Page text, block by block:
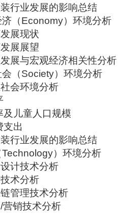
行业发展的影响总结
（Economy）环境分析
展现状
展展望
展与宏观经济相关性分析
（Society）环境分析
会环境分析
及儿童人口规模
支出
行业发展的影响总结
）环境分析
计技术分析
术分析
管理技术分析
营销技术分析